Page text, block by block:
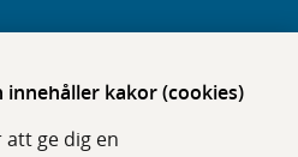
innehåller kakor (cookies)
ge dig en